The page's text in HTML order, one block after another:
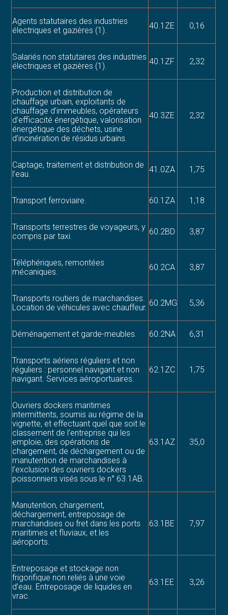
Agents statutaires des industries
électriques et gazières (1).
40.1ZE 0,16
Salariés non statutaires des industries
électriques et gazières (1).
40.1ZF 2,32
Production et distribution de
chauffage urbain, exploitants de
chauffage d’immeubles, opérateurs
d’efficacité énergétique, valorisation
énergétique des déchets, usine
d’incinération de résidus urbains.
40.3ZE 2,32
Captage, traitement et distribution de
l’eau.
41.0ZA 1,75
Transport ferroviaire. 60.1ZA 1,18
Transports terrestres de voyageurs, y
compris par taxi.
60.2BD 3,87
Téléphériques, remontées
mécaniques.
60.2CA 3,87
Transports routiers de marchandises.
Location de véhicules avec chauffeur. 60.2MG 5,36
Déménagement et garde-meubles. 60.2NA 6,31
Transports aériens réguliers et non
réguliers : personnel navigant et non
navigant. Services aéroportuaires.
62.1ZC 1,75
Ouvriers dockers maritimes
intermittents, soumis au régime de la
vignette, et effectuant quel que soit le
classement de l’entreprise qui les
emploie, des opérations de
chargement, de déchargement ou de
manutention de marchandises à
l’exclusion des ouvriers dockers
poissonniers visés sous le n° 63.1AB.
63.1AZ 35,0
Manutention, chargement,
déchargement, entreposage de
marchandises ou fret dans les ports
maritimes et fluviaux, et les
aéroports.
63.1BE 7,97
Entreposage et stockage non
frigorifique non reliés à une voie
d’eau. Entreposage de liquides en
vrac.
63.1EE 3,26